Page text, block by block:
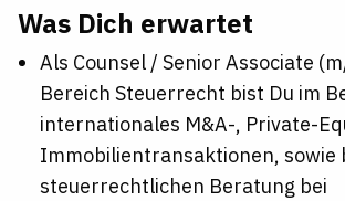
Was Dich erwartet
Als Counsel / Senior Associate
Bereich Steuerrecht bist Du im
internationales M&A-, Private-
Immobilientransaktionen, sowie
steuerrechtlichen Beratung bei